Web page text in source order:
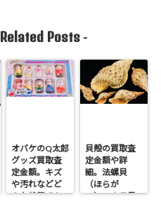
Related Posts-
オバケのQ太郎
グッズ買取査
定金額。キズ
や汚れなどど
んな状態でも
貝殻の買取査
定金額や詳
細。法螺貝
（ほらが
い）・ホラ貝